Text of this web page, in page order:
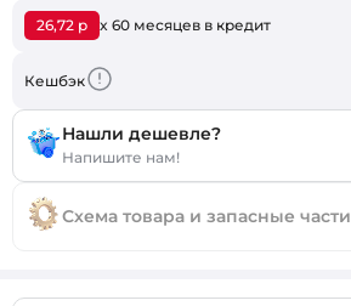
26,72 р x 60 месяцев в кредит
Кешбэк
Нашли дешевле?
Напишите нам!
Схема товара и запасные части